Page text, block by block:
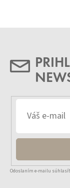
Odoslaním e-mailu